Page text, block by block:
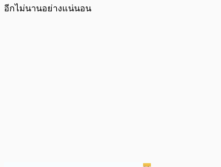
อีกไม่นานอย่างแน่นอน